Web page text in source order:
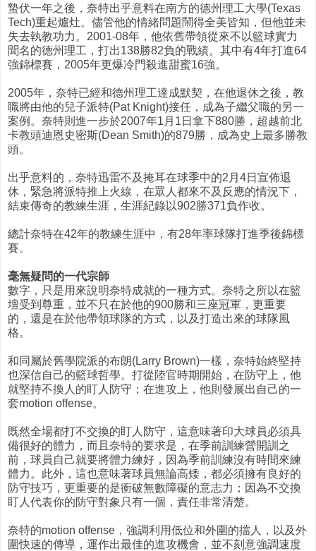
蟄伏一年之後，奈特出乎意料在南方的德州理工大學(Texas
Tech)重起爐灶。儘管他的情緒問題鬧得全美皆知，但他並未
失去執教功力。2001-08年，他依舊帶領從來不以籃球實力
聞名的德州理工，打出138勝82負的戰績。其中有4年打進64
強錦標賽，2005年更爆冷門殺進甜蜜16強。
2005年，奈特已經和德州理工達成默契，在他退休之後，教
職將由他的兒子派特(Pat Knight)接任，成為子繼父職的另一
案例。奈特則進一步於2007年1月1日拿下880勝，超越前北
卡教頭迪恩史密斯(Dean Smith)的879勝，成為史上最多勝教
頭。
出乎意料的，奈特迅雷不及掩耳在球季中的2月4日宣佈退
休，緊急將派特推上火線，在眾人都來不及反應的情況下，
結束傳奇的教練生涯，生涯紀錄以902勝371負作收。
總計奈特在42年的教練生涯中，有28年率球隊打進季後錦標
賽。
毫無疑問的一代宗師
數字，只是用來說明奈特成就的一種方式。奈特之所以在籃
壇受到尊重，並不只在於他的900勝和三座冠軍，更重要
的，還是在於他帶領球隊的方式，以及打造出來的球隊風
格。
和同屬於舊學院派的布朗(Larry Brown)一樣，奈特始終堅持
也深信自己的籃球哲學。打從陸官時期開始，在防守上，他
就堅持不換人的盯人防守；在進攻上，他則發展出自己的一
套motion offense。
既然全場都打不交換的盯人防守，這意味著印大球員必須具
備很好的體力，而且奈特的要求是，在季前訓練營開訓之
前，球員自己就要將體力練好，因為季前訓練沒有時間來練
體力。此外，這也意味著球員無論高矮，都必須擁有良好的
防守技巧，更重要的是衝破無數障礙的意志力；因為不交換
盯人代表你的防守對象只有一個，責任非常清楚。
奈特的motion offense，強調利用低位和外圍的擋人，以及外
圍快速的傳導，運作出最佳的進攻機會，並不刻意強調速度